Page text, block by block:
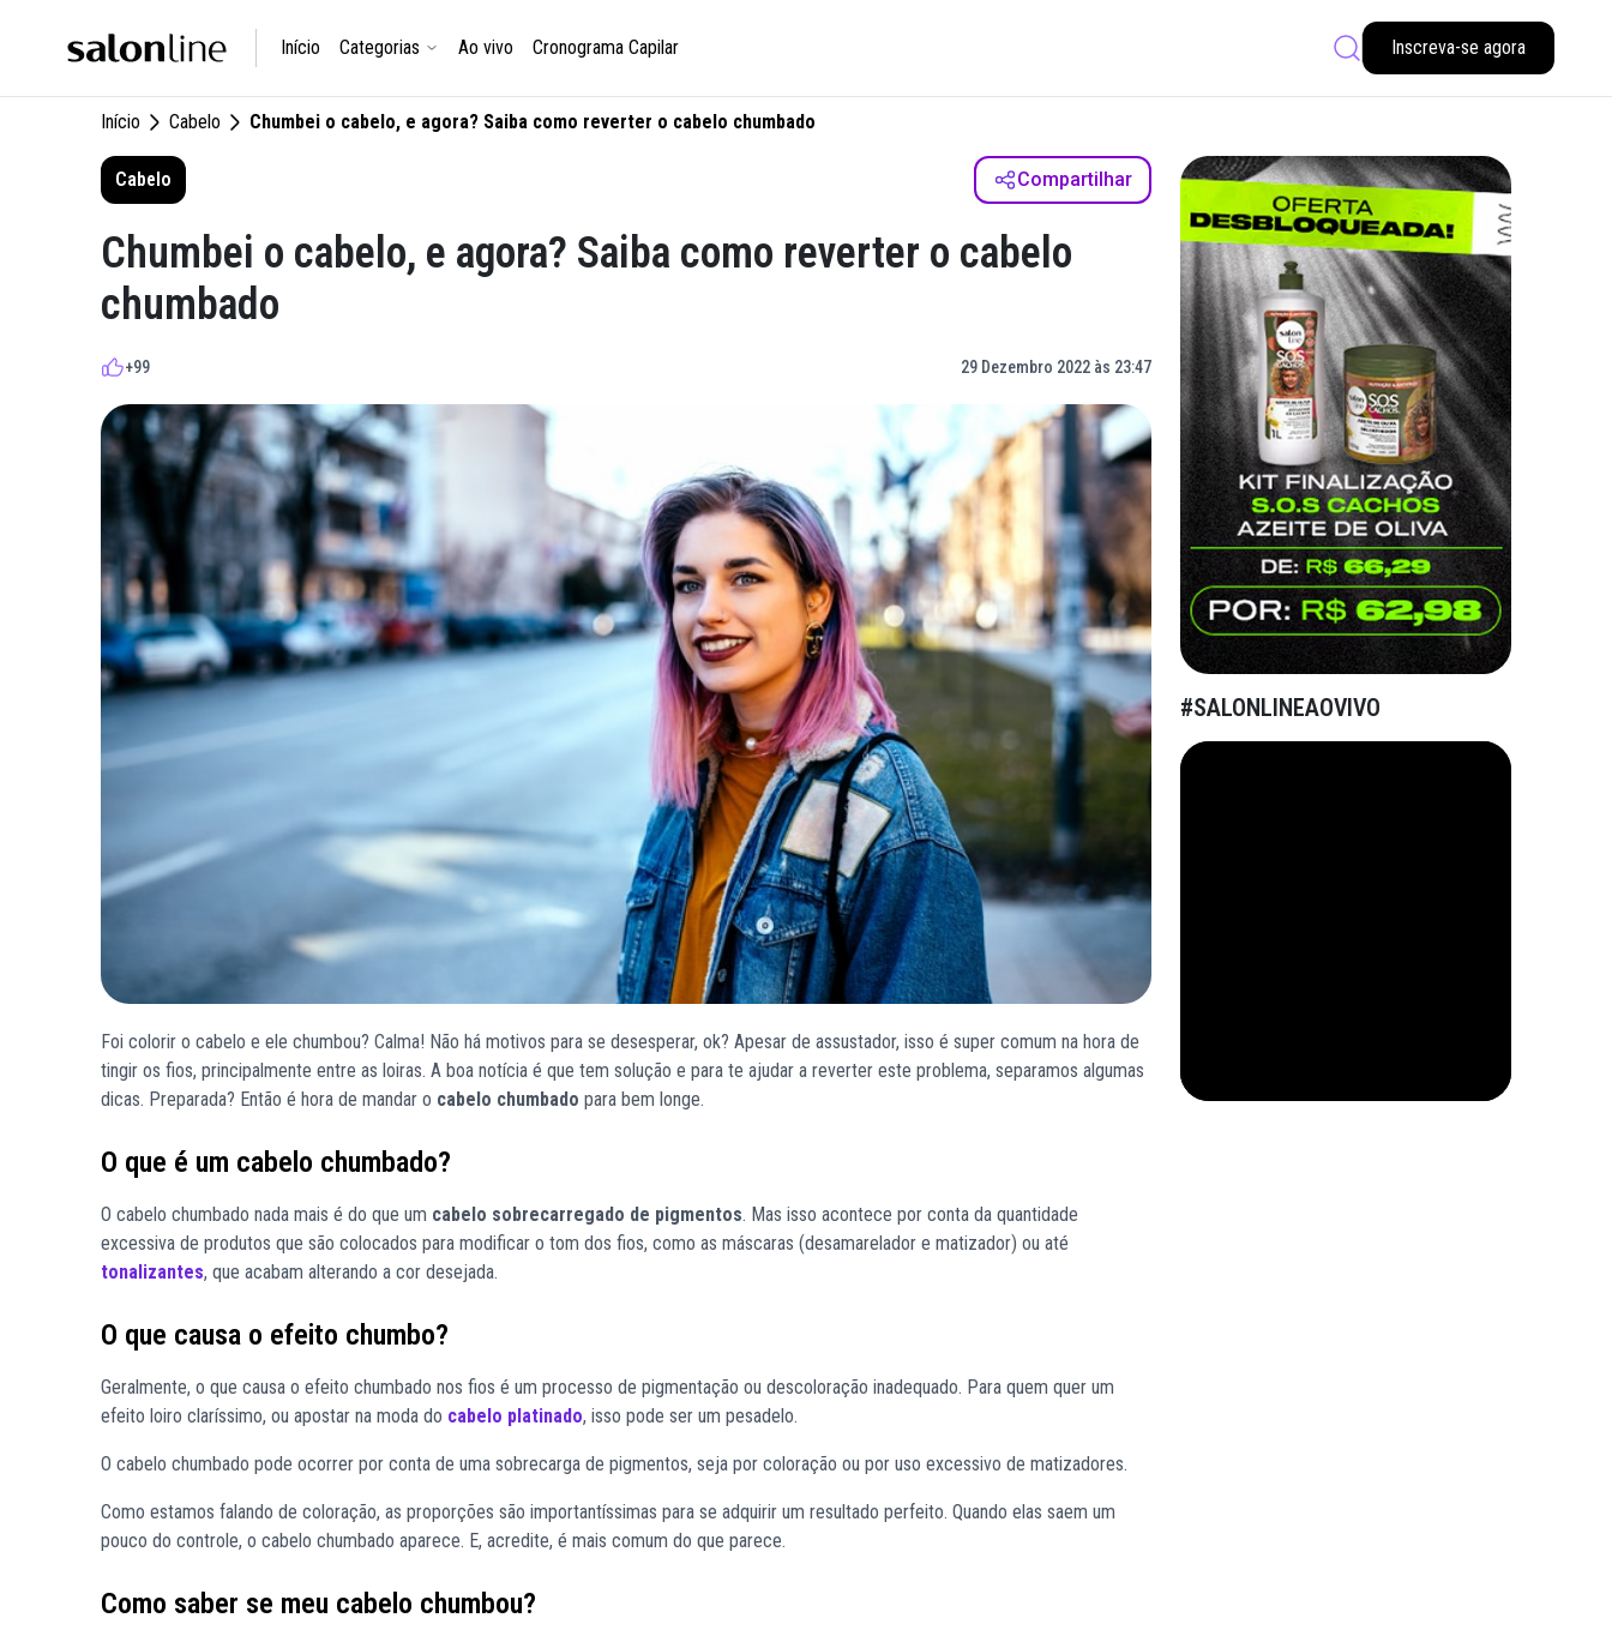
Início Categorias Ao vivo Cronograma Capilar Inscreva-se agora
Início Cabelo Chumbei o cabelo, e agora? Saiba como reverter o cabelo chumbado
Cabelo Compartilhar
Chumbei o cabelo, e agora? Saiba como reverter o cabelo
chumbado
+99 29 Dezembro 2022 às 23:47
Foi colorir o cabelo e ele chumbou? Calma! Não há motivos para se desesperar, ok? Apesar de assustador, isso é super comum na hora de
tingir os fios, principalmente entre as loiras. A boa notícia é que tem solução e para te ajudar a reverter este problema, separamos algumas
dicas. Preparada? Então é hora de mandar o cabelo chumbado para bem longe.
O que é um cabelo chumbado?
O cabelo chumbado nada mais é do que um cabelo sobrecarregado de pigmentos. Mas isso acontece por conta da quantidade
excessiva de produtos que são colocados para modificar o tom dos fios, como as máscaras (desamarelador e matizador) ou até
tonalizantes, que acabam alterando a cor desejada.
O que causa o efeito chumbo?
Geralmente, o que causa o efeito chumbado nos fios é um processo de pigmentação ou descoloração inadequado. Para quem quer um
efeito loiro claríssimo, ou apostar na moda do cabelo platinado, isso pode ser um pesadelo.
O cabelo chumbado pode ocorrer por conta de uma sobrecarga de pigmentos, seja por coloração ou por uso excessivo de matizadores.
Como estamos falando de coloração, as proporções são importantíssimas para se adquirir um resultado perfeito. Quando elas saem um
pouco do controle, o cabelo chumbado aparece. E, acredite, é mais comum do que parece.
Como saber se meu cabelo chumbou?
#SALONLINEAOVIVO